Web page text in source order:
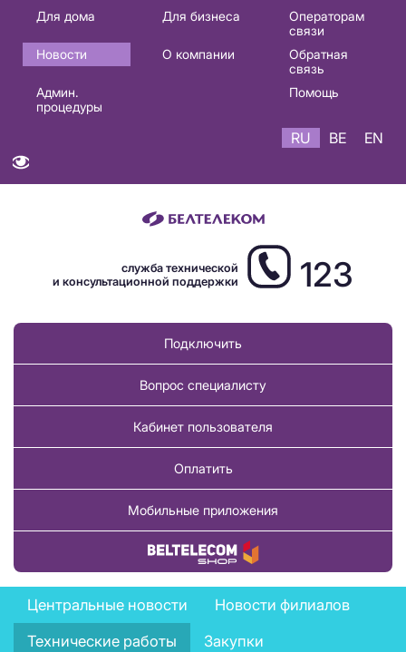
Основная
навигация
RU
Для дома Для бизнеса
Операторам
связи
Новости
О компании
Обратная
связь
Админ.
процедуры
Помощь
RU BE EN
служба технической
и консультационной поддержки
123
Подключить
Вопрос специалисту
Кабинет пользователя
Оплатить
Мобильные приложения
Купить товар
News
menu
Центральные новости
Новости филиалов
Технические работы
Закупки